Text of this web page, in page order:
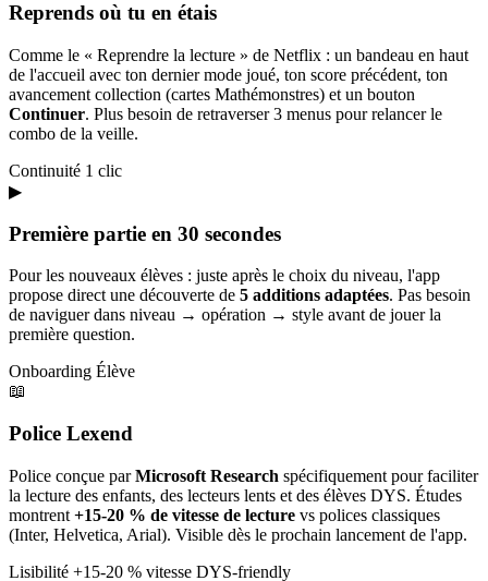
Reprends où tu en étais
Comme le « Reprendre la lecture » de Netflix : un bandeau en haut
de l'accueil avec ton dernier mode joué, ton score précédent, ton
avancement collection (cartes Mathémonstres) et un bouton
Continuer. Plus besoin de retraverser 3 menus pour relancer le
combo de la veille.
Continuité 1 clic
▶
Première partie en 30 secondes
Pour les nouveaux élèves : juste après le choix du niveau, l'app
propose direct une découverte de 5 additions adaptées. Pas besoin
de naviguer dans niveau → opération → style avant de jouer la
première question.
Onboarding Élève
📖
Police Lexend
Police conçue parMicrosoft Research spécifiquement pour faciliter
la lecture des enfants, des lecteurs lents et des élèves DYS. Études
montrent +15-20 % de vitesse de lecture vs polices classiques
(Inter, Helvetica, Arial). Visible dès le prochain lancement de l'app.
Lisibilité +15-20 % vitesse DYS-friendly